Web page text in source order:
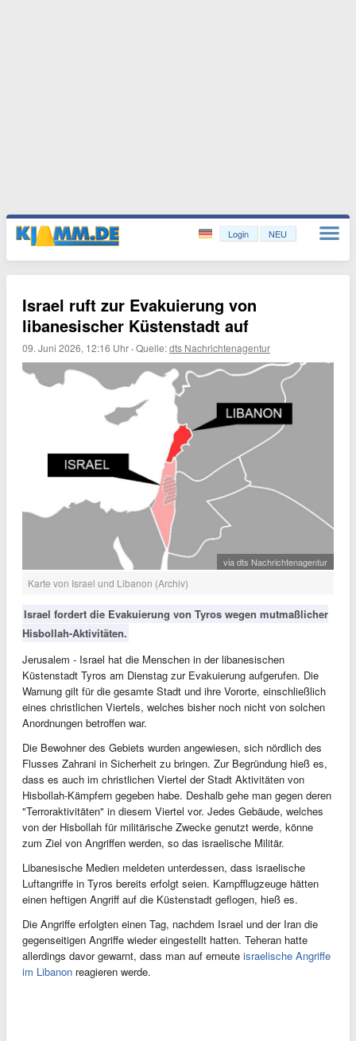
Login NEU
Israel ruft zur Evakuierung von
libanesischer Küstenstadt auf
09. Juni 2026, 12:16 Uhr ·Quelle:dts Nachrichtenagentur
via dts Nachrichtenagentur
Karte von Israel und Libanon (Archiv)
Israel fordert die Evakuierung von Tyros wegen mutmaßlicher
Hisbollah-Aktivitäten.
Jerusalem - Israel hat die Menschen in der libanesischen
Küstenstadt Tyros am Dienstag zur Evakuierung aufgerufen. Die
Warnung gilt für die gesamte Stadt und ihre Vororte, einschließlich
eines christlichen Viertels, welches bisher noch nicht von solchen
Anordnungen betroffen war.
Die Bewohner des Gebiets wurden angewiesen, sich nördlich des
Flusses Zahrani in Sicherheit zu bringen. Zur Begründung hieß es,
dass es auch im christlichen Viertel der Stadt Aktivitäten von
Hisbollah-Kämpfern gegeben habe. Deshalb gehe man gegen deren
"Terroraktivitäten" in diesem Viertel vor. Jedes Gebäude, welches
von der Hisbollah für militärische Zwecke genutzt werde, könne
zum Ziel von Angriffen werden, so das israelische Militär.
Libanesische Medien meldeten unterdessen, dass israelische
Luftangriffe in Tyros bereits erfolgt seien. Kampfflugzeuge hätten
einen heftigen Angriff auf die Küstenstadt geflogen, hieß es.
Die Angriffe erfolgten einen Tag, nachdem Israel und der Iran die
gegenseitigen Angriffe wieder eingestellt hatten. Teheran hatte
allerdings davor gewarnt, dass man auf erneute israelische Angriffe
im Libanon reagieren werde.